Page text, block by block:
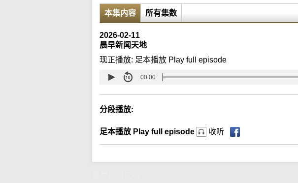
本集内容 所有集数
2026-02-11
晨早新闻天地
现正播放: 足本播放 Play full episode
00:00
分段播放:
足本播放 Play full episode 收听